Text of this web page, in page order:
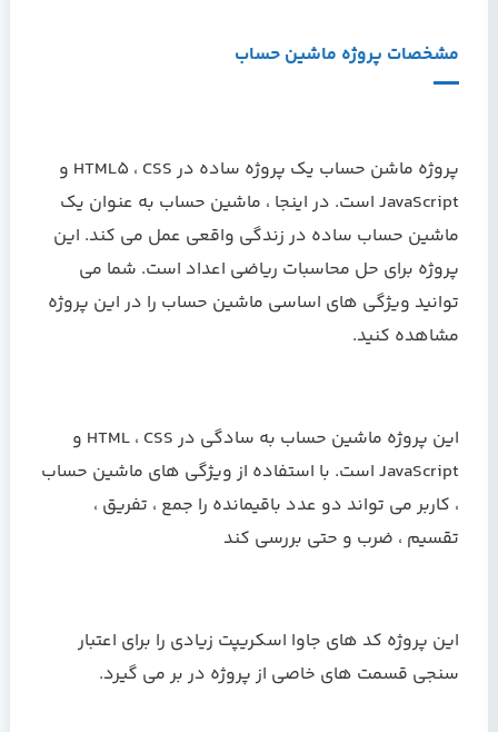
مشخصات پروژه ماشین حساب
پروژه ماشن حساب یک پروژه ساده در HTML5 ، CSS و
JavaScript است. در اینجا ، ماشین حساب به عنوان یک
ماشین حساب ساده در زندگی واقعی عمل می کند. این
پروژه برای حل محاسبات ریاضی اعداد است. شما می
توانید ویژگی های اساسی ماشین حساب را در این پروژه
مشاهده کنید.
این پروژه ماشین حساب به سادگی در HTML ، CSS و
JavaScript است. با استفاده از ویژگی های ماشین حساب
، کاربر می تواند دو عدد باقیمانده را جمع ، تفریق ،
تقسیم ، ضرب و حتی بررسی کند
این پروژه کد های جاوا اسکریپت زیادی را برای اعتبار
سنجی قسمت های خاصی از پروژه در بر می گیرد.